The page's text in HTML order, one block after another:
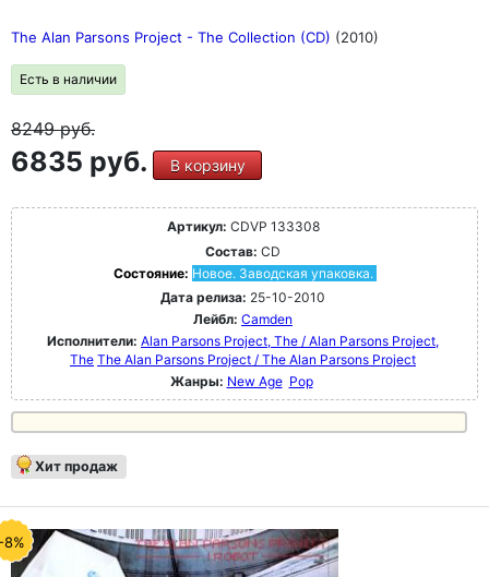
The Alan Parsons Project - The Collection (CD) (2010)
Есть в наличии
8249руб.
6835 руб. В корзину
Артикул: CDVP 133308
Состав: CD
Состояние: Новое. Заводская упаковка.
Дата релиза: 25-10-2010
Лейбл: Camden
Исполнители: Alan Parsons Project, The / Alan Parsons Project,
The The Alan Parsons Project / The Alan Parsons Project
Жанры: New Age Pop
Хит продаж
8%